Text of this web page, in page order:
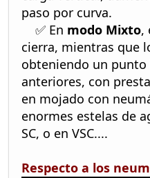
paso por curva.
✅ En modo Mixto,
cierra, mientras que
obteniendo un
anteriores, con
en mojado con
enormes estelas de
SC, o en VSC....
Respecto a los